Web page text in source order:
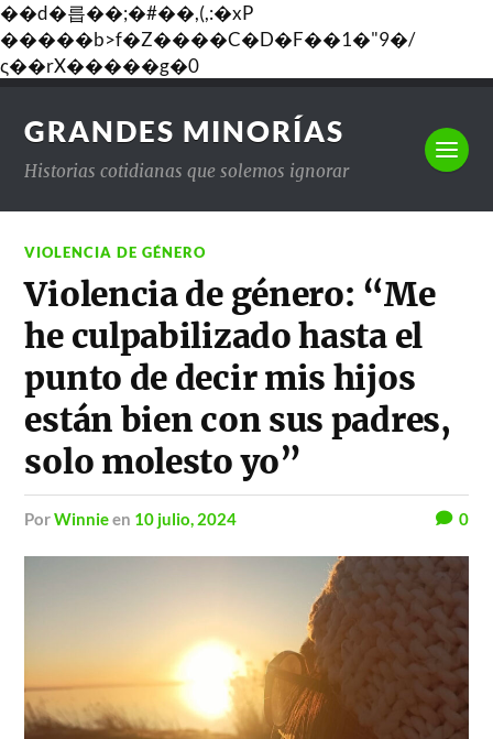
��d�릅��;�#��,(,:�xP
�����b>f�Z����C�D�F��1�"9�/
ς��rX�����g�0
GRANDES MINORÍAS
Historias cotidianas que solemos ignorar
VIOLENCIA DE GÉNERO
Violencia de género: “Me
he culpabilizado hasta el
punto de decir mis hijos
están bien con sus padres,
solo molesto yo”
porWinnieen 10 julio, 2024 0